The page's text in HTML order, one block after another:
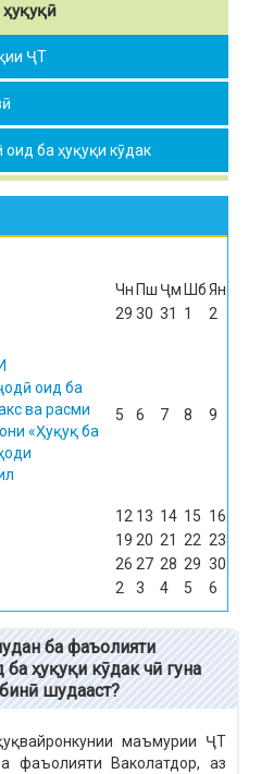
ҶТ
ба ҳуқуқи кӯдак
Чн Пш Ҷм ШбЯн
29 30 31 1 2
оид ба
ва расми
«Ҳуқуқ ба
5 6 7 8 9
12 13 14 15 16
19 20 21 22 23
26 27 28 29 30
2 3 4 5 6
ба фаъолияти
ба ҳуқуқи кӯдак чӣ гуна
шудааст?
маъмурии ҶТ
фаъолияти Ваколатдор, аз